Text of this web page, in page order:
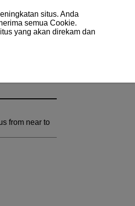
from near to
situs. Anda
semua Cookie.
yang akan direkam dan